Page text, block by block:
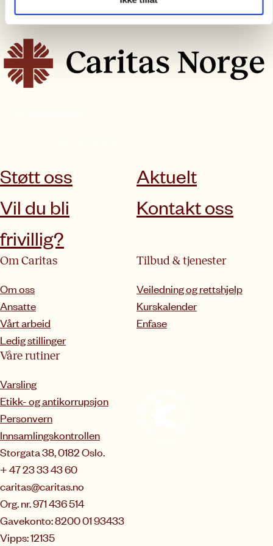
Støtt oss
Aktuelt
Vil du bli
frivillig?
Kontakt oss
Om Caritas
Om oss
Ansatte
Vårt arbeid
Ledig stillinger
Tilbud & tjenester
Veiledning og rettshjelp
Kurskalender
Enfase
Våre rutiner
Varsling
Etikk- og antikorrupsjon
Personvern
Innsamlingskontrollen
Storgata 38, 0182 Oslo.
+ 47 23 33 43 60
caritas@caritas.no
Org. nr. 971 436 514
Gavekonto: 8200 01 93433
Vipps: 12135